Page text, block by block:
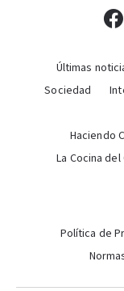
Últimas
Sociedad
Haciendo
La Cocina del
Política de